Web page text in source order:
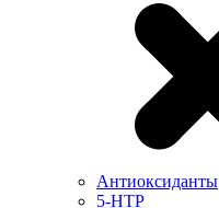
Антиоксиданты
5-HTP